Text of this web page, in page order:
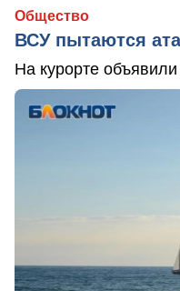
Общество
ВСУ пытаются
На курорте объявили